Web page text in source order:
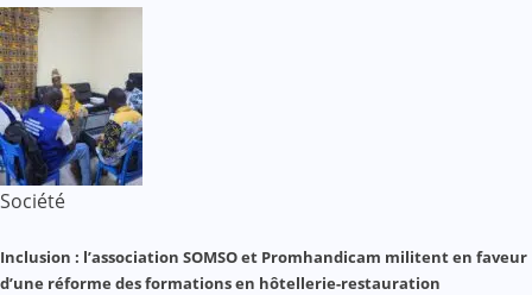
Société
Inclusion : l’association SOMSO et Promhandicam militent en faveur
d’une réforme des formations en hôtellerie-restauration